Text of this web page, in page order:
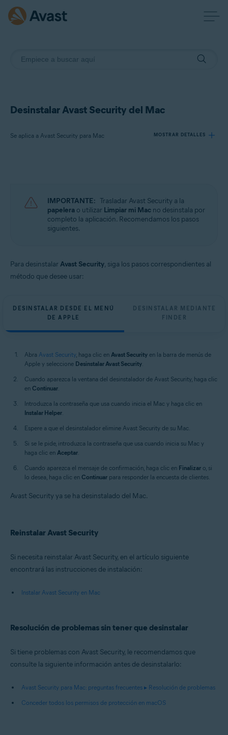
Desinstalar Avast Security del Mac
Se aplica a Avast Security para Mac MOSTRAR DETALLES
Sistemas operativos:
Apple macOS 13.x (Ventura)
Apple macOS 12.x (Monterey)
Apple macOS 10.14.x (Mojave)
Apple macOS 10.13.x (High Sierra)
Apple macOS 10.12.x (Sierra)
IMPORTANTE: Trasladar Avast Security a la
papelera o utilizar Limpiar mi Mac no desinstala por
completo la aplicación. Recomendamos los pasos
siguientes.
Para desinstalarAvast Security, siga los pasos correspondientes al
método que desee usar:
DESINSTALAR DESDE EL MENÚ
DE APPLE
DESINSTALAR MEDIANTE
FINDER
Abra Avast Security, haga clic en Avast Security en la barra de menús de
Apple y seleccione Desinstalar Avast Security.
Cuando aparezca la ventana del desinstalador de Avast Security, haga clic
en Continuar.
Introduzca la contraseña que usa cuando inicia el Mac y haga clic en
Instalar Helper.
Espere a que el desinstalador elimine Avast Security de su Mac.
Si se le pide, introduzca la contraseña que usa cuando inicia su Mac y
haga clic en Aceptar.
Cuando aparezca el mensaje de confirmación, haga clic en Finalizar o, si
lo desea, haga clic en Continuar para responder la encuesta de clientes.
Avast Security ya se ha desinstalado del Mac.
Reinstalar Avast Security
Si necesita reinstalar Avast Security, en el artículo siguiente
encontrará las instrucciones de instalación:
Instalar Avast Security en Mac
Resolución de problemas sin tener que desinstalar
Si tiene problemas con Avast Security, le recomendamos que
consulte la siguiente información antes de desinstalarlo:
Avast Security para Mac: preguntas frecuentes ▸ Resolución de problemas
Conceder todos los permisos de protección en macOS